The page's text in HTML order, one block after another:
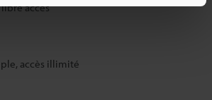
accès
accès illimité